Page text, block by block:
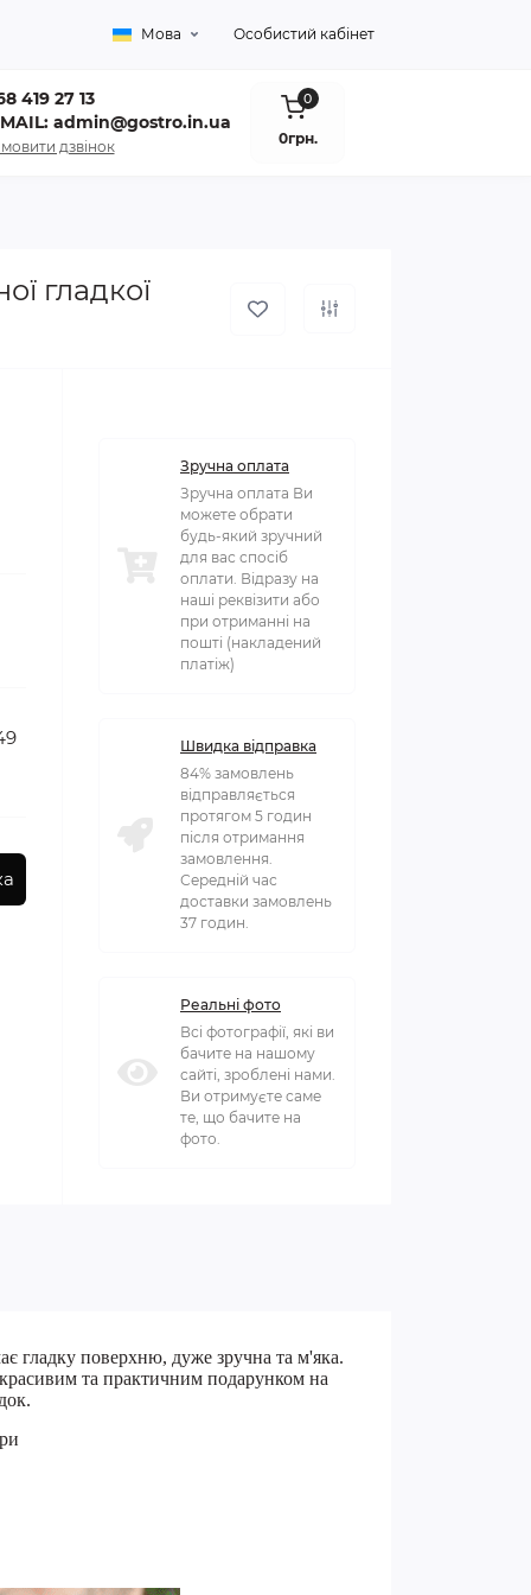
Мова Особистий кабінет
419 27 13
admin@gostro.in.ua
дзвінок
0
0грн.
гладкої
Зручна оплата
Зручна оплата Ви
можете обрати
будь-який зручний
для вас спосіб
оплати. Відразу на
наші реквізити або
при отриманні на
пошті (накладений
платіж)
Швидка відправка
84% замовлень
відправляється
протягом 5 годин
після отримання
замовлення.
Середній час
доставки замовлень
37 годин.
Реальні фото
Всі фотографії, які ви
бачите на нашому
сайті, зроблені нами.
Ви отримуєте саме
те, що бачите на
фото.
гладку поверхню, дуже зручна та м'яка.
та практичним подарунком на